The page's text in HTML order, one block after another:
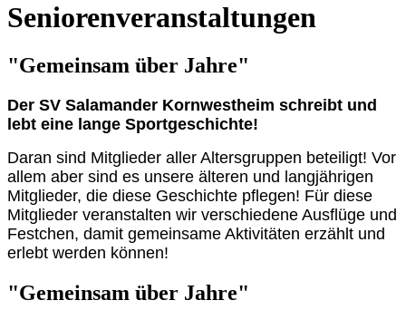
Senioren­veranstaltungen
"Gemeinsam über Jahre"
Der SV Salamander Kornwestheim schreibt und
lebt eine lange Sportgeschichte!
Daran sind Mitglieder aller Altersgruppen beteiligt! Vor
allem aber sind es unsere älteren und langjährigen
Mitglieder, die diese Geschichte pflegen! Für diese
Mitglieder veranstalten wir verschiedene Ausflüge und
Festchen, damit gemeinsame Aktivitäten erzählt und
erlebt werden können!
"Gemeinsam über Jahre"